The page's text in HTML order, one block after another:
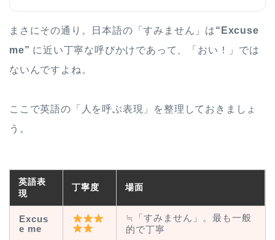
まさにその通り。日本語の「すみません」は“Excuse
me” に近い丁寧な呼びかけであって、「おい！」では
ないんですよね。
ここで英語の「人を呼ぶ表現」を整理しておきましょ
う。
英語表
現
丁寧度 場面
Excus
e me
≒「すみません」。最も一般
的で丁寧